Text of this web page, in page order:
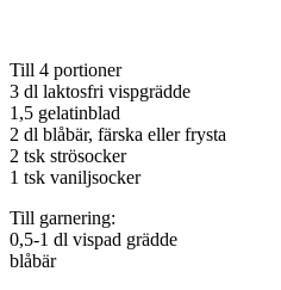
Till 4 portioner
3 dl laktosfri vispgrädde
1,5 gelatinblad
2 dl blåbär, färska eller frysta
2 tsk strösocker
1 tsk vaniljsocker
Till garnering:
0,5-1 dl vispad grädde
blåbär